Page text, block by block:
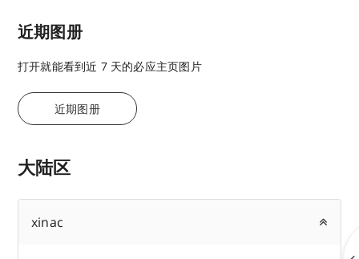
近期图册
打开就能看到近 7 天的必应主页图片
近期图册
大陆区
xinac